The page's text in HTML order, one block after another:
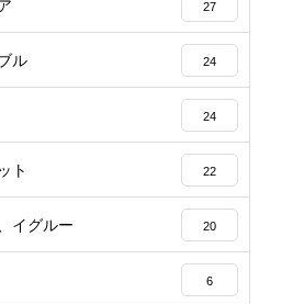
27
ル 24
24
ト 22
イグルー 20
6